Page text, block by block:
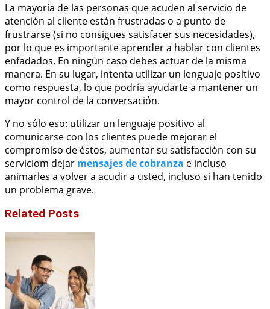
La mayoría de las personas que acuden al servicio de
atención al cliente están frustradas o a punto de
frustrarse (si no consigues satisfacer sus necesidades),
por lo que es importante aprender a hablar con clientes
enfadados. En ningún caso debes actuar de la misma
manera. En su lugar, intenta utilizar un lenguaje positivo
como respuesta, lo que podría ayudarte a mantener un
mayor control de la conversación.
Y no sólo eso: utilizar un lenguaje positivo al
comunicarse con los clientes puede mejorar el
compromiso de éstos, aumentar su satisfacción con su
serviciom dejar mensajes de cobranza e incluso
animarles a volver a acudir a usted, incluso si han tenido
un problema grave.
Related Posts